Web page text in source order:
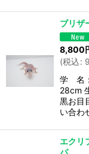
ブリ
8,800
(税込:
学 名
28cm
黒お目
い合わ
エク
パ